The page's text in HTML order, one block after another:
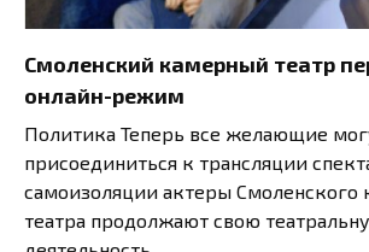
Смоленский камерный театр
онлайн-режим
Политика Теперь все желающие
присоединиться к трансляции
самоизоляции актеры Смоленского
театра продолжают свою